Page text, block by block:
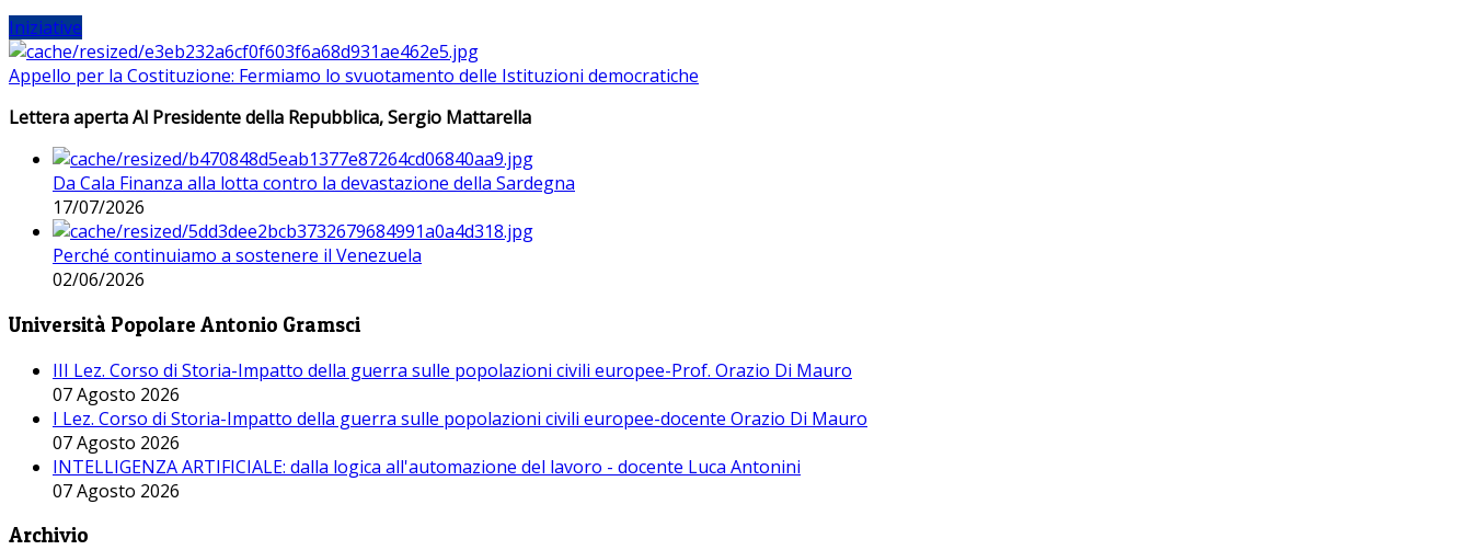
Iniziative
Appello per la Costituzione: Fermiamo lo svuotamento delle Istituzioni democratiche
Lettera aperta Al Presidente della Repubblica, Sergio Mattarella
Da Cala Finanza alla lotta contro la devastazione della Sardegna
17/07/2026
Perché continuiamo a sostenere il Venezuela
02/06/2026
Università Popolare Antonio Gramsci
III Lez. Corso di Storia-Impatto della guerra sulle popolazioni civili europee-Prof. Orazio Di Mauro
07 Agosto 2026
I Lez. Corso di Storia-Impatto della guerra sulle popolazioni civili europee-docente Orazio Di Mauro
07 Agosto 2026
INTELLIGENZA ARTIFICIALE: dalla logica all'automazione del lavoro - docente Luca Antonini
07 Agosto 2026
Archivio